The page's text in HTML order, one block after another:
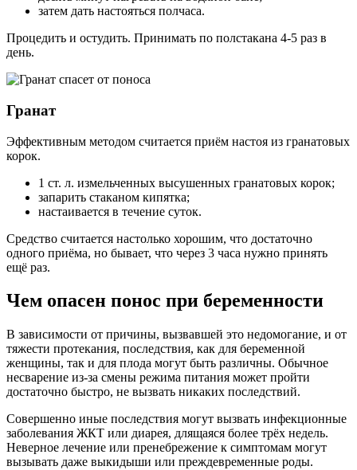
затем дать настояться полчаса.
Процедить и остудить. Принимать по полстакана 4-5 раз в
день.
Гранат
Эффективным методом считается приём настоя из гранатовых
корок.
1 ст. л. измельченных высушенных гранатовых корок;
запарить стаканом кипятка;
настаивается в течение суток.
Средство считается настолько хорошим, что достаточно
одного приёма, но бывает, что через 3 часа нужно принять
ещё раз.
Чем опасен понос при беременности
В зависимости от причины, вызвавшей это недомогание, и от
тяжести протекания, последствия, как для беременной
женщины, так и для плода могут быть различны. Обычное
несварение из-за смены режима питания может пройти
достаточно быстро, не вызвать никаких последствий.
Совершенно иные последствия могут вызвать инфекционные
заболевания ЖКТ или диарея, длящаяся более трёх недель.
Неверное лечение или пренебрежение к симптомам могут
вызывать даже выкидыши или преждевременные роды.